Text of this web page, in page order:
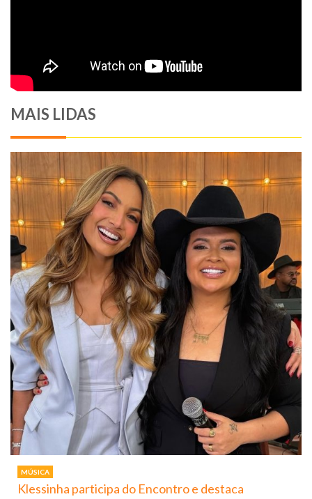
MAIS LIDAS
MÚSICA
Klessinha participa do Encontro e destaca